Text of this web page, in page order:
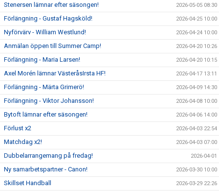
Stenersen lämnar efter säsongen! 2026-05-05 08:30
Förlängning - Gustaf Hagsköld! 2026-04-25 10:00
Nyförvärv - William Westlund! 2026-04-24 10:00
Anmälan öppen till Summer Camp! 2026-04-20 10:26
Förlängning - Maria Larsen! 2026-04-20 10:15
Axel Morén lämnar VästeråsIrsta HF! 2026-04-17 13:11
Förlängning - Märta Grimerö! 2026-04-09 14:30
Förlängning - Viktor Johansson! 2026-04-08 10:00
Bytoft lämnar efter säsongen! 2026-04-06 14:00
Förlust x2 2026-04-03 22:54
Matchdag x2! 2026-04-03 07:00
Dubbelarrangemang på fredag! 2026-04-01
Ny samarbetspartner - Canon! 2026-03-30 10:00
Skillset Handball 2026-03-29 22:26